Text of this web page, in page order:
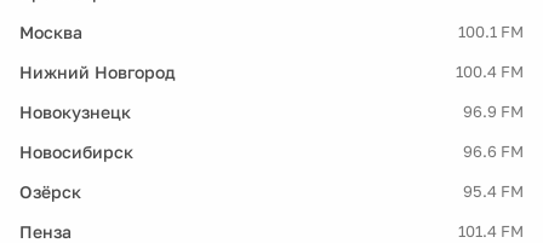
Москва 100.1 FM
Нижний Новгород 100.4 FM
Новокузнецк 96.9 FM
Новосибирск 96.6 FM
Озёрск 95.4 FM
Пенза 101.4 FM